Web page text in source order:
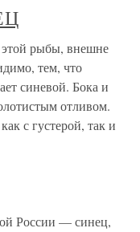
рыбы, внешне
тем, что
синевой. Бока и
отливом.
с густерой, так и
России — синец,